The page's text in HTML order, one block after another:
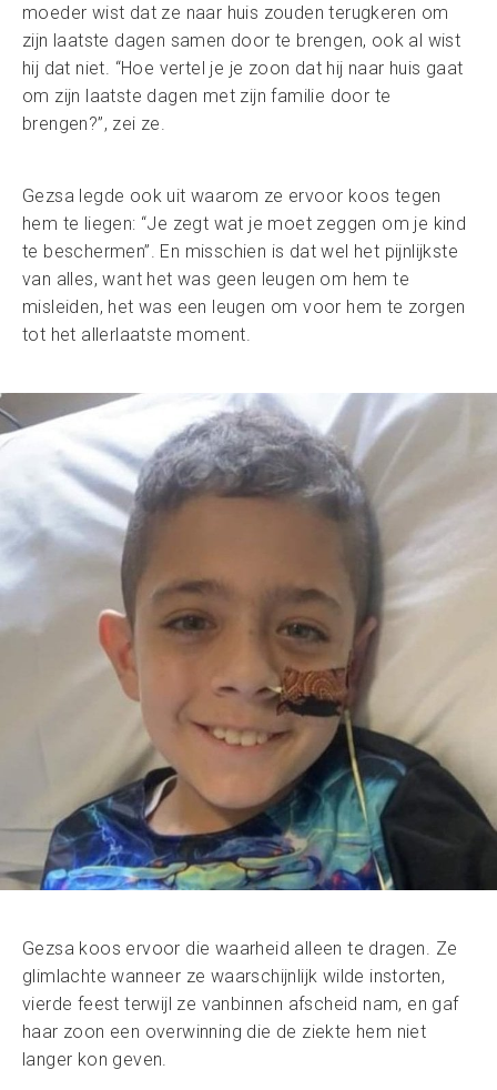
moeder wist dat ze naar huis zouden terugkeren om
zijn laatste dagen samen door te brengen, ook al wist
hij dat niet. “Hoe vertel je je zoon dat hij naar huis gaat
om zijn laatste dagen met zijn familie door te
brengen?”, zei ze.
Gezsa legde ook uit waarom ze ervoor koos tegen
hem te liegen: “Je zegt wat je moet zeggen om je kind
te beschermen”. En misschien is dat wel het pijnlijkste
van alles, want het was geen leugen om hem te
misleiden, het was een leugen om voor hem te zorgen
tot het allerlaatste moment.
Gezsa koos ervoor die waarheid alleen te dragen. Ze
glimlachte wanneer ze waarschijnlijk wilde instorten,
vierde feest terwijl ze vanbinnen afscheid nam, en gaf
haar zoon een overwinning die de ziekte hem niet
langer kon geven.